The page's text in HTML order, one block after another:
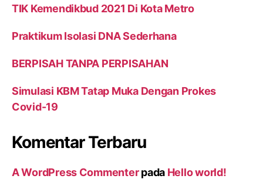
TIK Kemendikbud 2021 Di Kota Metro
Praktikum Isolasi DNA Sederhana
BERPISAH TANPA PERPISAHAN
Simulasi KBM Tatap Muka Dengan Prokes
Covid-19
Komentar Terbaru
A WordPress Commenterpada Hello world!